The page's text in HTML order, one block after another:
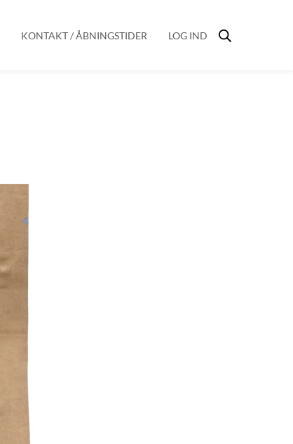
KONTAKT / ÅBNINGSTIDER LOG IND